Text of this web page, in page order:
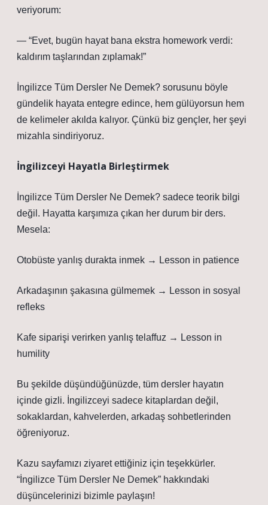
veriyorum:
— “Evet, bugün hayat bana ekstra homework verdi:
kaldırım taşlarından zıplamak!”
İngilizce Tüm Dersler Ne Demek? sorusunu böyle
gündelik hayata entegre edince, hem gülüyorsun hem
de kelimeler akılda kalıyor. Çünkü biz gençler, her şeyi
mizahla sindiriyoruz.
İngilizceyi Hayatla Birleştirmek
İngilizce Tüm Dersler Ne Demek? sadece teorik bilgi
değil. Hayatta karşımıza çıkan her durum bir ders.
Mesela:
Otobüste yanlış durakta inmek → Lesson in patience
Arkadaşının şakasına gülmemek → Lesson in sosyal
refleks
Kafe siparişi verirken yanlış telaffuz → Lesson in
humility
Bu şekilde düşündüğünüzde, tüm dersler hayatın
içinde gizli. İngilizceyi sadece kitaplardan değil,
sokaklardan, kahvelerden, arkadaş sohbetlerinden
öğreniyoruz.
Kazu sayfamızı ziyaret ettiğiniz için teşekkürler.
“İngilizce Tüm Dersler Ne Demek” hakkındaki
düşüncelerinizi bizimle paylaşın!